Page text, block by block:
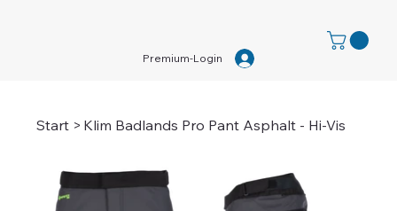
Premium-Login
Start > Klim Badlands Pro Pant Asphalt - Hi-Vis